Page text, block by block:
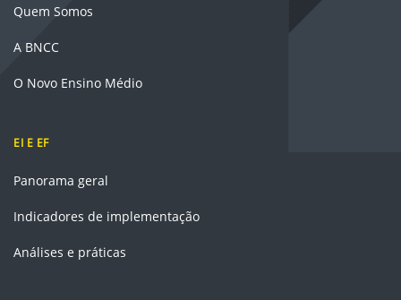
Quem Somos
A BNCC
O Novo Ensino Médio
EI E EF
Panorama geral
Indicadores de implementação
Análises e práticas